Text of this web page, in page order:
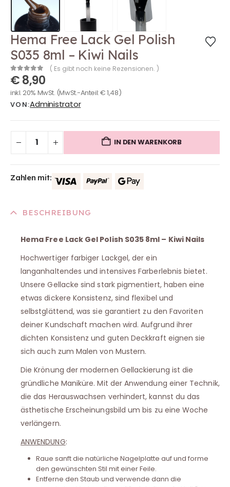
Hema Free Lack Gel Polish
S035 8ml – Kiwi Nails
0out of 5
( Es gibt noch keine Rezensionen. )
€8,90
inkl. 20% MwSt. (MwSt.-Anteil:€1,48)
VON:Administrator
IN DEN WARENKORB
Zahlen mit:
BESCHREIBUNG
Hema Free Lack Gel Polish S035 8ml – Kiwi Nails
Hochwertiger farbiger Lackgel, der ein
langanhaltendes und intensives Farberlebnis bietet.
Unsere Gellacke sind stark pigmentiert, haben eine
etwas dickere Konsistenz, sind flexibel und
selbstglättend, was sie garantiert zu den Favoriten
deiner Kundschaft machen wird. Aufgrund ihrer
dichten Konsistenz und guten Deckkraft eignen sie
sich auch zum Malen von Mustern.
Die Krönung der modernen Gellackierung ist die
gründliche Maniküre. Mit der Anwendung einer Technik,
die das Herauswachsen verhindert, kannst du das
ästhetische Erscheinungsbild um bis zu eine Woche
verlängern.
ANWENDUNG:
Raue sanft die natürliche Nagelplatte auf und forme
den gewünschten Stil mit einer Feile.
Entferne den Staub und verwende dann die